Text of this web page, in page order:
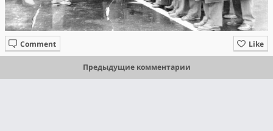
Like
Comment
Предыдущие комментарии